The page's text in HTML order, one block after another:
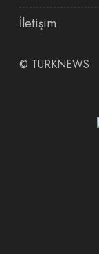
İletişim
© TURKNEWS